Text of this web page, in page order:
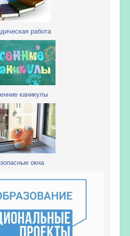
работа
каникулы
окна